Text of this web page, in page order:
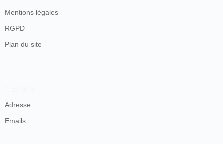
Mentions légales
RGPD
Plan du site
Adresse
Emails